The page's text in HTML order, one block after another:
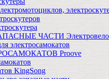
ЧАСТИ
электросамокатов
Proove
KingSong